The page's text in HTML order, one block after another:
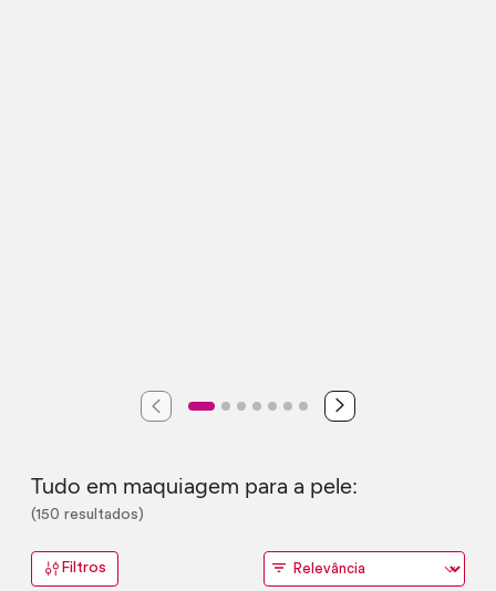
Tudo em maquiagem para a pele:
(150 resultados)
Filtros